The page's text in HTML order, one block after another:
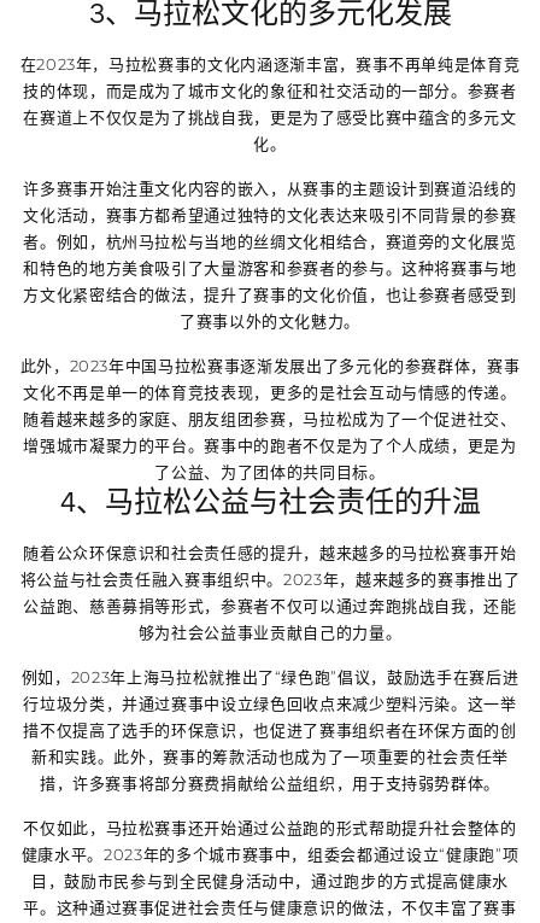
3、马拉松文化的多元化发展
在2023年，马拉松赛事的文化内涵逐渐丰富，赛事不再单纯是体育竞
技的体现，而是成为了城市文化的象征和社交活动的一部分。参赛者
在赛道上不仅仅是为了挑战自我，更是为了感受比赛中蕴含的多元文
化。
许多赛事开始注重文化内容的嵌入，从赛事的主题设计到赛道沿线的
文化活动，赛事方都希望通过独特的文化表达来吸引不同背景的参赛
者。例如，杭州马拉松与当地的丝绸文化相结合，赛道旁的文化展览
和特色的地方美食吸引了大量游客和参赛者的参与。这种将赛事与地
方文化紧密结合的做法，提升了赛事的文化价值，也让参赛者感受到
了赛事以外的文化魅力。
此外，2023年中国马拉松赛事逐渐发展出了多元化的参赛群体，赛事
文化不再是单一的体育竞技表现，更多的是社会互动与情感的传递。
随着越来越多的家庭、朋友组团参赛，马拉松成为了一个促进社交、
增强城市凝聚力的平台。赛事中的跑者不仅是为了个人成绩，更是为
了公益、为了团体的共同目标。
4、马拉松公益与社会责任的升温
随着公众环保意识和社会责任感的提升，越来越多的马拉松赛事开始
将公益与社会责任融入赛事组织中。2023年，越来越多的赛事推出了
公益跑、慈善募捐等形式，参赛者不仅可以通过奔跑挑战自我，还能
够为社会公益事业贡献自己的力量。
例如，2023年上海马拉松就推出了“绿色跑”倡议，鼓励选手在赛后进
行垃圾分类，并通过赛事中设立绿色回收点来减少塑料污染。这一举
措不仅提高了选手的环保意识，也促进了赛事组织者在环保方面的创
新和实践。此外，赛事的筹款活动也成为了一项重要的社会责任举
措，许多赛事将部分赛费捐献给公益组织，用于支持弱势群体。
不仅如此，马拉松赛事还开始通过公益跑的形式帮助提升社会整体的
健康水平。2023年的多个城市赛事中，组委会都通过设立“健康跑”项
目，鼓励市民参与到全民健身活动中，通过跑步的方式提高健康水
平。这种通过赛事促进社会责任与健康意识的做法，不仅丰富了赛事